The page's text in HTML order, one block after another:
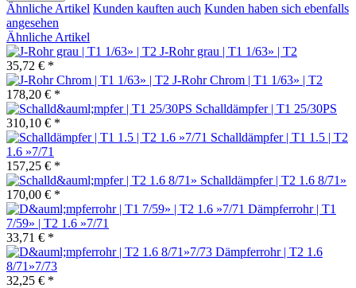
Ähnliche Artikel Kunden kauften auch Kunden haben sich ebenfalls
angesehen
Ähnliche Artikel
J-Rohr grau | T1 1/63» | T2
35,72 € *
J-Rohr Chrom | T1 1/63» | T2
178,20 € *
Schalldämpfer | T1 25/30PS
310,10 € *
Schalldämpfer | T1 1.5 | T2
1.6 »7/71
157,25 € *
Schalldämpfer | T2 1.6 8/71»
170,00 € *
Dämpferrohr | T1
7/59» | T2 1.6 »7/71
33,71 € *
Dämpferrohr | T2 1.6
8/71»7/73
32,25 € *